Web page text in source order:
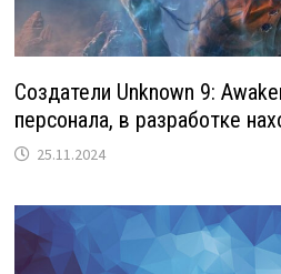
Создатели Unknown 9:
персонала, в разработке
25.11.2024